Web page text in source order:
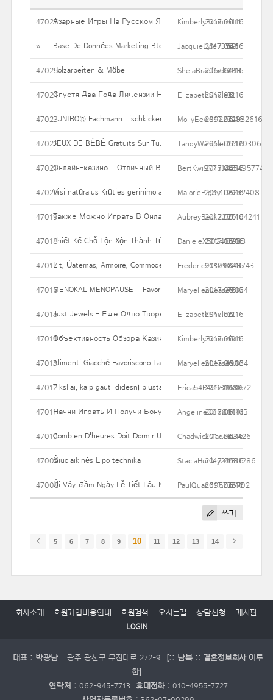
47027Азарные Игры На Русском Языке.KimberlyBrummitt1
2017.06.16
11
» Base De Données Marketing BtoB : Contacts Et Coordonnées
JacquieLyle73546
2017.06.16
69
47025Holzarbeiten & Möbel ShelaBradford6213
2017.06.16
23
47024Спустя Два Года Лицензии Начали Выдаваться И В США,
ElizabethShuler2
2017.06.16
31
47023TUNIRO® Fachmann Tischkicker Dark V 110 Kg Kicker Spiel Um
MollyEew8922728326161
2017.06.16
34
47022JEUX DE BÉBÉ Gratuits Sur TuJoues.comTandyWampler47120306
2017.06.16
26
47021Онлайн-казино – Отличный Выбор Для Увлекательного
BertKwi97751445495774
2017.06.16
15
47020Visi natūralus Krūties gerinimo alternatyvos - Ar jie tikrai veikia?
MalorieRigby103252408
2017.06.16
29
47019Также Можно Играть В Онлайн Казино На Реальные
AubreyBeck2257404241
2017.06.16
25
47018Thiết Kế Chỗ Lộn Xộn Thành Tủ đồ GọnDanieleX502415933
2017.06.16
320
47017Lit, Ùatemas, Armoire, Commode À LangerFrederic91309848743
2017.06.16
22
47016MENOKAL MENOPAUSE – Favorisce La Scomparsa Di Obbligo
MaryellenLease9834
2017.06.16
75
47015Just Jewels - Еще Одно Творение Novomatic. Схема Игры
ElizabethShuler2
2017.06.16
21
47014Объективность Обзора Казино. KimberlyBrummitt1
2017.06.16
19
47013Alimenti Giacché Favoriscono La Lutto Di PesoMaryellenLease9834
2017.06.16
131
47012Tiksliai, kaip gauti didesnį biustai Saugiai taip pat natūraliai: 3
Erica54P4593198072
2017.06.16
111
47011Начни Играть И Получи Бонус $200 На Первый Депозит
Angeline086884413
2017.06.16
14
47010Combien D'heures Doit Dormir Un Bébé ?ChadwickMadera3426
2017.06.16
22
47009Šiuolaikinės Lipo technika StaciaHunley24481286
2017.06.16
18
47008Ủi Váy đầm Ngày Lễ Tiết Lậu Nổi Niềm Của Bạn Trai
PaulQuan695776702
2017.06.16
33
쓰기
5 6 7 8 9 10 11 12 13 14
회사소개 회원가입비용안내 회원검색 오시는길 상담신청
게시판
LOGIN
대표 : 박광남 광주 광산구 무진대로 272-9
[:: 남북 :: 결혼정보회사 이루
한]
연락처 : 062-945-7713 휴대전화 : 010-4955-7727